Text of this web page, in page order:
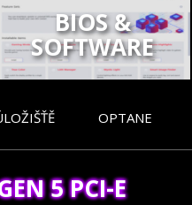
BIOS &
SOFTWARE
OPTANE
5 PCI-E